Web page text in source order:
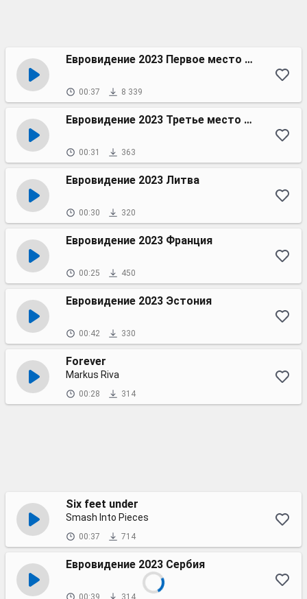
Евровидение 2023 Первое место Швеция
00:37 8 339
Евровидение 2023 Третье место Израиль
00:31 363
Евровидение 2023 Литва
00:30 320
Евровидение 2023 Франция
00:25 450
Евровидение 2023 Эстония
00:42 330
Forever
Markus Riva
00:28 314
Six feet under
Smash Into Pieces
00:37 714
Евровидение 2023 Сербия
00:39 314